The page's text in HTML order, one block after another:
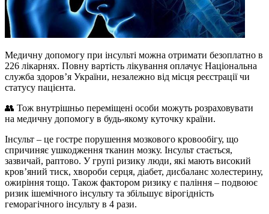
Медичну допомогу при інсульті можна отримати безоплатно в
226 лікарнях. Повну вартість лікування оплачує Національна
служба здоров’я України, незалежно від місця реєстрації чи
статусу пацієнта.
👥 Тож внутрішньо переміщені особи можуть розраховувати
на медичну допомогу в будь-якому куточку країни.
Інсульт – це гостре порушення мозкового кровообігу, що
спричиняє ушкодження тканин мозку. Інсульт стається,
зазвичай, раптово. У групі ризику люди, які мають високий
кров’яний тиск, хвороби серця, діабет, дисбаланс холестерину,
ожиріння тощо. Також фактором ризику є паління – подвоює
ризик ішемічного інсульту та збільшує вірогідність
геморагічного інсульту в 4 рази.